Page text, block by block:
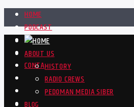
HOME
PODCAST
BLOG
VIDEOS
CONTACTS
ABOUT US
HISTORY
RADIO CREWS
PEDOMAN MEDIA SIBER